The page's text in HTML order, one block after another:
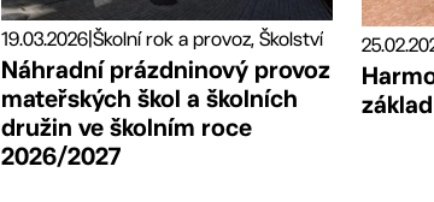
19.03.2026| Školní rok a provoz, Školství
Náhradní prázdninový provoz
mateřských škol a školních
družin ve školním roce
2026/2027